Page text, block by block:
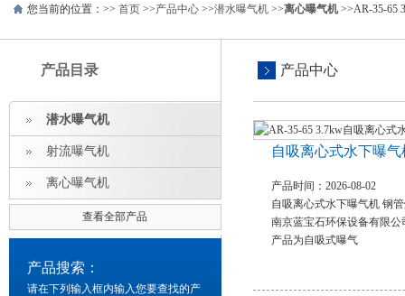
您当前的位置：>> 首页 >>产品中心 >>潜水曝气机 >>离心曝气机>>AR-35-65
产品目录
潜水曝气机
射流曝气机
离心曝气机
查看全部产品
产品搜索：
请在下列输入框内输入您要查找的产
产品中心
自吸离心式水下曝
产品时间：2026-08-02
自吸离心式水下曝气机 钢
南京蓝宝石环保设备有限
产品为自吸式曝气